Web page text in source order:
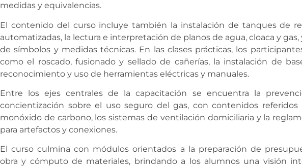
medidas y equivalencias.
El contenido del curso incluye también la instalación de tanques de
automatizadas, la lectura e interpretación de planos de agua, cloaca y
de símbolos y medidas técnicas. En las clases prácticas, los
como el roscado, fusionado y sellado de cañerías, la instalación de
reconocimiento y uso de herramientas eléctricas y manuales.
Entre los ejes centrales de la capacitación se encuentra la
concientización sobre el uso seguro del gas, con contenidos referidos
monóxido de carbono, los sistemas de ventilación domiciliaria y la
para artefactos y conexiones.
El curso culmina con módulos orientados a la preparación de
obra y cómputo de materiales, brindando a los alumnos una visión